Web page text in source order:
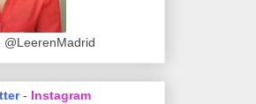
- Instagram